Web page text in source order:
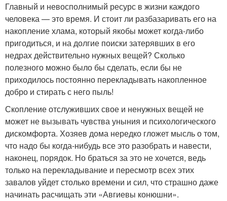
Главный и невосполнимый ресурс в жизни каждого
человека — это время. И стоит ли разбазаривать его на
накопление хлама, который якобы может когда-либо
пригодиться, и на долгие поиски затерявших в его
недрах действительно нужных вещей? Сколько
полезного можно было бы сделать, если бы не
приходилось постоянно перекладывать накопленное
добро и стирать с него пыль!
Скопление отслуживших свое и ненужных вещей не
может не вызывать чувства уныния и психологического
дискомфорта. Хозяев дома нередко гложет мысль о том,
что надо бы когда-нибудь все это разобрать и навести,
наконец, порядок. Но браться за это не хочется, ведь
только на перекладывание и пересмотр всех этих
завалов уйдет столько времени и сил, что страшно даже
начинать расчищать эти «Авгиевы конюшни».